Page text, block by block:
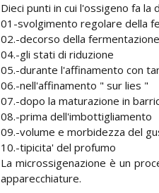
Dieci punti in cui l'ossigeno fa la
01-svolgimento regolare della
02.-decorso della
04.-gli stati di riduzione
05.-durante l'affinamento con
06.-nell'affinamento " sur lies "
07.-dopo la maturazione in
08.-prima dell'imbottigliamento
09.-volume e morbidezza del
10.-tipicita' del profumo
La microssigenazione è un
apparecchiature.